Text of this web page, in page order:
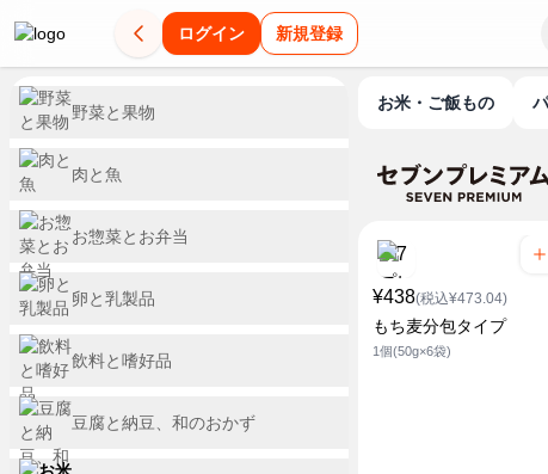
ログイン 新規登録
お米・ご飯もの
¥438(税込¥473.04)
もち麦分包タイプ
1個(50g×6袋)
野菜と果物
肉と魚
お惣菜とお弁当
卵と乳製品
飲料と嗜好品
豆腐と納豆、和のおかず